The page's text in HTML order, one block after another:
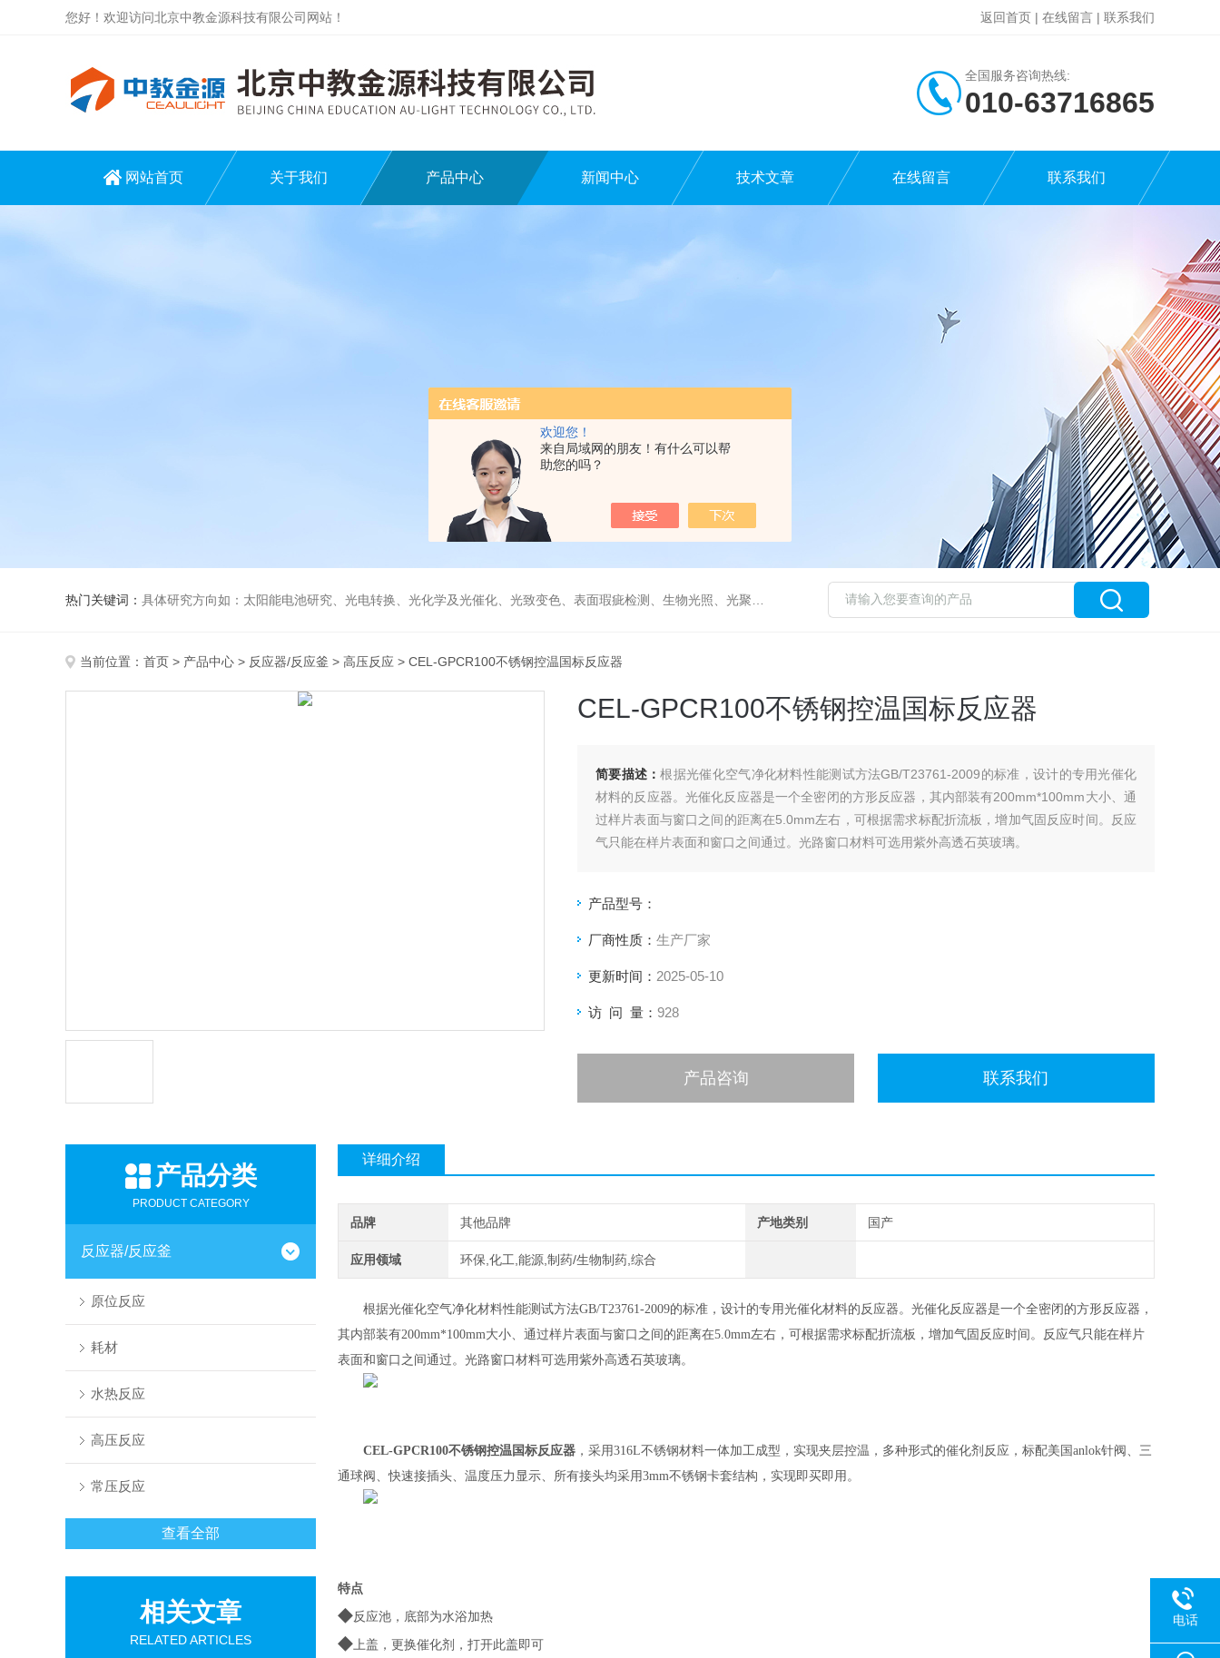
欢迎您！
来自局域网的朋友！有什么可以帮
助您的吗？
您好！欢迎访问北京中教金源科技有限公司网站！ 返回首页 | 在线留言 | 联系我们
全国服务咨询热线:
010-63716865
网站首页 关于我们 产品中心 新闻中心 技术文章 在线留言 联系我们
热门关键词： 具体研究方向如：太阳能电池研究、光电转换、光化学及光催化、光致变色、表面瑕疵检测、生物光照、光聚合等诸多领域。
当前位置： 首页 > 产品中心 > 反应器/反应釜 > 高压反应 > CEL-GPCR100不锈钢控温国标反应器
CEL-GPCR100不锈钢控温国标反应器
简要描述：根据光催化空气净化材料性能测试方法GB/T23761-2009的标准，设计的专用光催化
材料的反应器。光催化反应器是一个全密闭的方形反应器，其内部装有200mm*100mm大小、通
过样片表面与窗口之间的距离在5.0mm左右，可根据需求标配折流板，增加气固反应时间。反应
气只能在样片表面和窗口之间通过。光路窗口材料可选用紫外高透石英玻璃。
产品型号：
厂商性质： 生产厂家
更新时间： 2025-05-10
访 问 量： 928
产品咨询 联系我们
产品分类
PRODUCT CATEGORY
反应器/反应釜
原位反应
耗材
水热反应
高压反应
常压反应
查看全部
相关文章
RELATED ARTICLES
详细介绍
品牌 其他品牌 产地类别 国产
应用领域 环保,化工,能源,制药/生物制药,综合
根据光催化空气净化材料性能测试方法GB/T23761-2009的标准，设计的专用光催化材料的反应器。光催化反应器是一个全密闭的方形反应器，
其内部装有200mm*100mm大小、通过样片表面与窗口之间的距离在5.0mm左右，可根据需求标配折流板，增加气固反应时间。反应气只能在样片
表面和窗口之间通过。光路窗口材料可选用紫外高透石英玻璃。
CEL-GPCR100不锈钢控温国标反应器 ，采用316L不锈钢材料一体加工成型，实现夹层控温，多种形式的催化剂反应，标配美国anlok针阀、三
通球阀、快速接插头、温度压力显示、所有接头均采用3mm不锈钢卡套结构，实现即买即用。
特点
◆反应池，底部为水浴加热
◆上盖，更换催化剂，打开此盖即可
电话